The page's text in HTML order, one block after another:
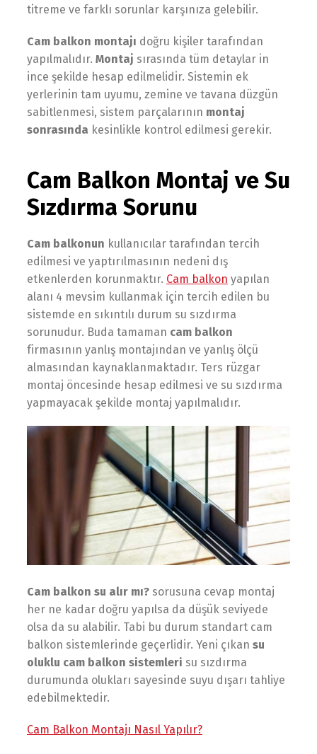
titreme ve farklı sorunlar karşınıza gelebilir.
Cam balkon montajı doğru kişiler tarafından
yapılmalıdır. Montaj sırasında tüm detaylar in
ince şekilde hesap edilmelidir. Sistemin ek
yerlerinin tam uyumu, zemine ve tavana düzgün
sabitlenmesi, sistem parçalarının montaj
sonrasında kesinlikle kontrol edilmesi gerekir.
Cam Balkon Montaj ve Su
Sızdırma Sorunu
Cam balkonun kullanıcılar tarafından tercih
edilmesi ve yaptırılmasının nedeni dış
etkenlerden korunmaktır. Cam balkon yapılan
alanı 4 mevsim kullanmak için tercih edilen bu
sistemde en sıkıntılı durum su sızdırma
sorunudur. Buda tamaman cam balkon
firmasının yanlış montajından ve yanlış ölçü
almasından kaynaklanmaktadır. Ters rüzgar
montaj öncesinde hesap edilmesi ve su sızdırma
yapmayacak şekilde montaj yapılmalıdır.
Cam balkon su alır mı? sorusuna cevap montaj
her ne kadar doğru yapılsa da düşük seviyede
olsa da su alabilir. Tabi bu durum standart cam
balkon sistemlerinde geçerlidir. Yeni çıkan su
oluklu cam balkon sistemleri su sızdırma
durumunda olukları sayesinde suyu dışarı tahliye
edebilmektedir.
Cam Balkon Montajı Nasıl Yapılır?